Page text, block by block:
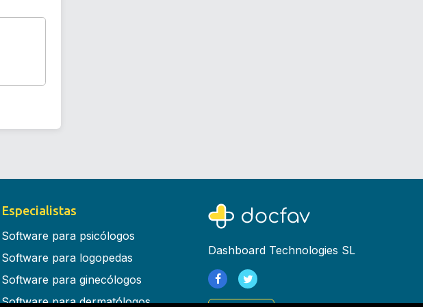
Especialistas
Software para psicólogos
Software para logopedas
Software para ginecólogos
Software para dermatólogos
Dashboard Technologies SL